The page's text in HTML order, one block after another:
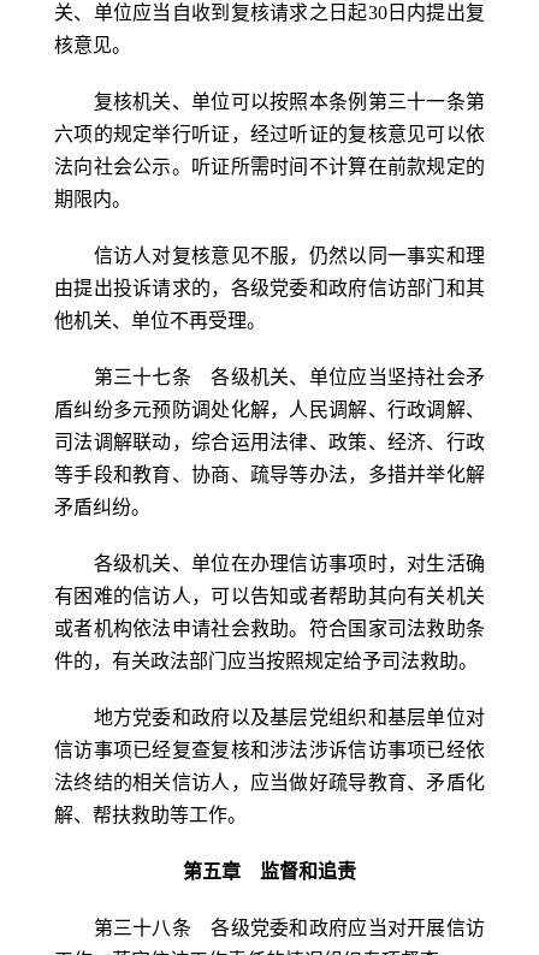
关、单位应当自收到复核请求之日起30日内提出复
核意见。
复核机关、单位可以按照本条例第三十一条第
六项的规定举行听证，经过听证的复核意见可以依
法向社会公示。听证所需时间不计算在前款规定的
期限内。
信访人对复核意见不服，仍然以同一事实和理
由提出投诉请求的，各级党委和政府信访部门和其
他机关、单位不再受理。
第三十七条 各级机关、单位应当坚持社会矛
盾纠纷多元预防调处化解，人民调解、行政调解、
司法调解联动，综合运用法律、政策、经济、行政
等手段和教育、协商、疏导等办法，多措并举化解
矛盾纠纷。
各级机关、单位在办理信访事项时，对生活确
有困难的信访人，可以告知或者帮助其向有关机关
或者机构依法申请社会救助。符合国家司法救助条
件的，有关政法部门应当按照规定给予司法救助。
地方党委和政府以及基层党组织和基层单位对
信访事项已经复查复核和涉法涉诉信访事项已经依
法终结的相关信访人，应当做好疏导教育、矛盾化
解、帮扶救助等工作。
第五章 监督和追责
第三十八条 各级党委和政府应当对开展信访